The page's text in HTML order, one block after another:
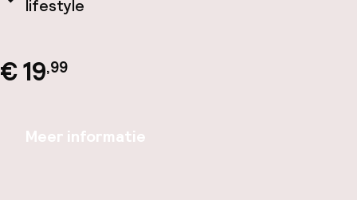
lifestyle
€ 19,99
Meer informatie